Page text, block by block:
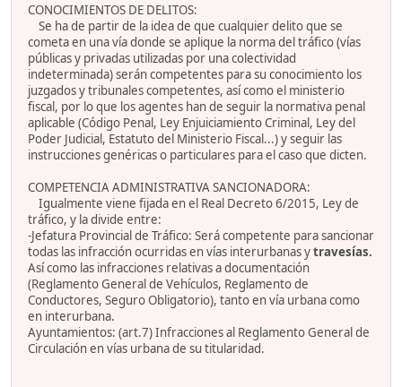
CONOCIMIENTOS DE DELITOS:
Se ha de partir de la idea de que cualquier delito que se
cometa en una vía donde se aplique la norma del tráfico (vías
públicas y privadas utilizadas por una colectividad
indeterminada) serán competentes para su conocimiento los
juzgados y tribunales competentes, así como el ministerio
fiscal, por lo que los agentes han de seguir la normativa penal
aplicable (Código Penal, Ley Enjuiciamiento Criminal, Ley del
Poder Judicial, Estatuto del Ministerio Fiscal...) y seguir las
instrucciones genéricas o particulares para el caso que dicten.
COMPETENCIA ADMINISTRATIVA SANCIONADORA:
Igualmente viene fijada en el Real Decreto 6/2015, Ley de
tráfico, y la divide entre:
-Jefatura Provincial de Tráfico: Será competente para sancionar
todas las infracción ocurridas en vías interurbanas ytravesías.
Así como las infracciones relativas a documentación
(Reglamento General de Vehículos, Reglamento de
Conductores, Seguro Obligatorio), tanto en vía urbana como
en interurbana.
Ayuntamientos: (art.7) Infracciones al Reglamento General de
Circulación en vías urbana de su titularidad.